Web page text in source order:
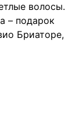
волосы.
– подарок
Бриаторе,